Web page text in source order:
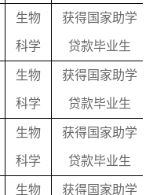
生物
科学
获得国家助学
贷款毕业生
生物
科学
获得国家助学
贷款毕业生
生物
科学
获得国家助学
贷款毕业生
生物 获得国家助学